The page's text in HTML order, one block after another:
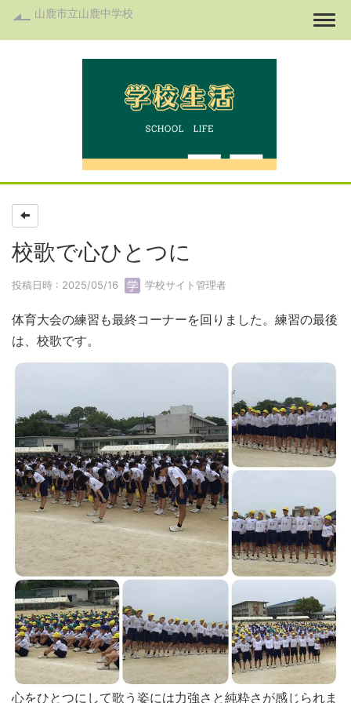
山鹿市立山鹿中学校
校歌で心ひとつに
投稿日時 : 2025/05/16 学校サイト管理者
体育大会の練習も最終コーナーを回りました。練習の最後
は、校歌です。
心をひとつにして歌う姿には力強さと純粋さが感じられま